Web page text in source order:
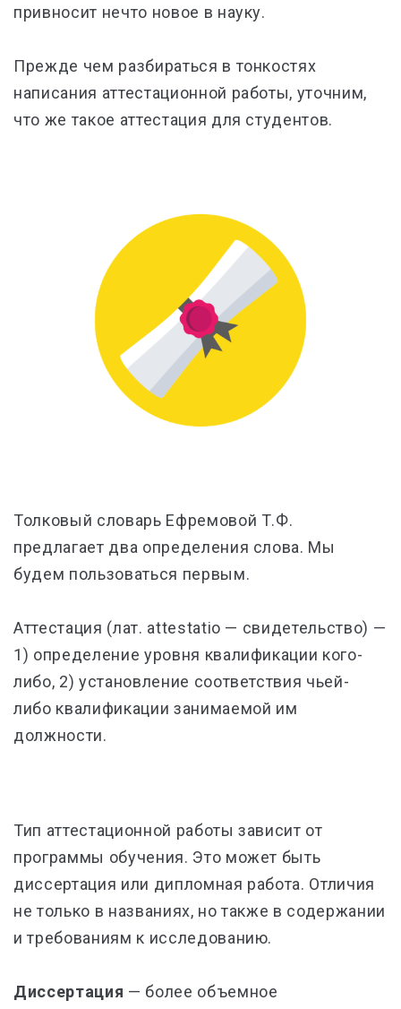
привносит нечто новое в науку.
Прежде чем разбираться в тонкостях
написания аттестационной работы, уточним,
что же такое аттестация для студентов.
Толковый словарь Ефремовой Т.Ф.
предлагает два определения слова. Мы
будем пользоваться первым.
Аттестация (лат. attestatio — свидетельство) —
1) определение уровня квалификации кого-
либо, 2) установление соответствия чьей-
либо квалификации занимаемой им
должности.
Тип аттестационной работы зависит от
программы обучения. Это может быть
диссертация или дипломная работа. Отличия
не только в названиях, но также в содержании
и требованиям к исследованию.
Диссертация — более объемное